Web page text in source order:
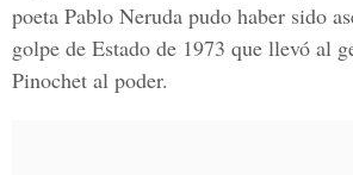
poeta Pablo Neruda pudo haber sido
golpe de Estado de 1973 que llevó al
Pinochet al poder.